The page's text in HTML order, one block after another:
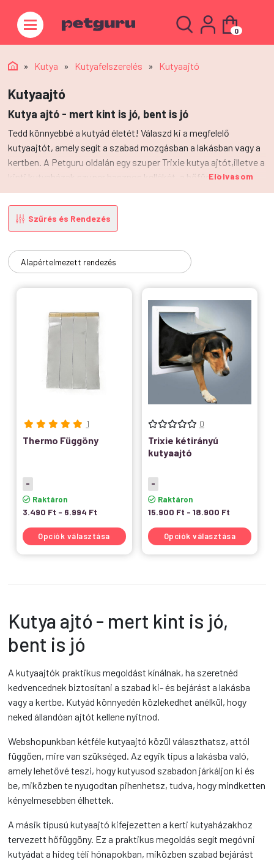
0
» Kutya » Kutyafelszerelés » Kutyaajtó
Kutyaajtó
Kutya ajtó - mert kint is jó, bent is jó
Tedd könnyebbé a kutyád életét! Válaszd ki a megfelelő
kutyaajtót, amely segít a szabad mozgásban a lakásban vagy a
kertben. A Petguru oldalán egy szuper Trixie kutya ajtót,illetve a
kinti kutyaházak szuper hasznos kellékét, a hőfüggönyt is
megtalálod.
Elolvasom
Szűrés és Rendezés
1
Thermo Függöny
-
Raktáron
3.490 Ft - 6.994 Ft
Opciók választása
0
Trixie kétirányú
kutyaajtó
-
Raktáron
15.900 Ft - 18.900 Ft
Opciók választása
Kutya ajtó - mert kint is jó,
bent is jó
A kutyaajtók praktikus megoldást kínálnak, ha szeretnéd
kedvencednek biztosítani a szabad ki- és bejárást a lakásba
vagy a kertbe. Kutyád könnyedén közlekedhet anélkül, hogy
neked állandóan ajtót kellene nyitnod.
Webshopunkban kétféle kutyaajtó közül választhatsz, attól
függően, mire van szükséged. Az egyik típus a lakásba való,
amely lehetővé teszi, hogy kutyusod szabadon járkáljon ki és
be, miközben te nyugodtan pihenhetsz, tudva, hogy mindketten
kényelmesebben élhettek.
A másik típusú kutyaajtó kifejezetten a kerti kutyaházakhoz
tervezett hőfüggöny. Ez a praktikus megoldás segít megóvni
kutyádat a hideg téli hónapokban, miközben szabad bejárást